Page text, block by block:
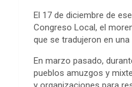
El 17 de diciembre de
Congreso Local, el
que se tradujeron en
En marzo pasado,
pueblos amuzgos y